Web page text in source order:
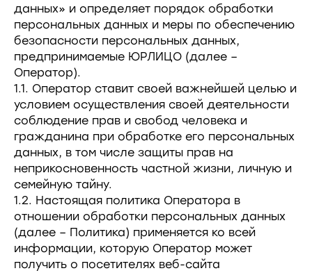
данных» и определяет порядок обработки
персональных данных и меры по обеспечению
безопасности персональных данных,
предпринимаемые ЮРЛИЦО (далее –
Оператор).
1.1. Оператор ставит своей важнейшей целью и
условием осуществления своей деятельности
соблюдение прав и свобод человека и
гражданина при обработке его персональных
данных, в том числе защиты прав на
неприкосновенность частной жизни, личную и
семейную тайну.
1.2. Настоящая политика Оператора в
отношении обработки персональных данных
(далее – Политика) применяется ко всей
информации, которую Оператор может
получить о посетителях веб-сайта